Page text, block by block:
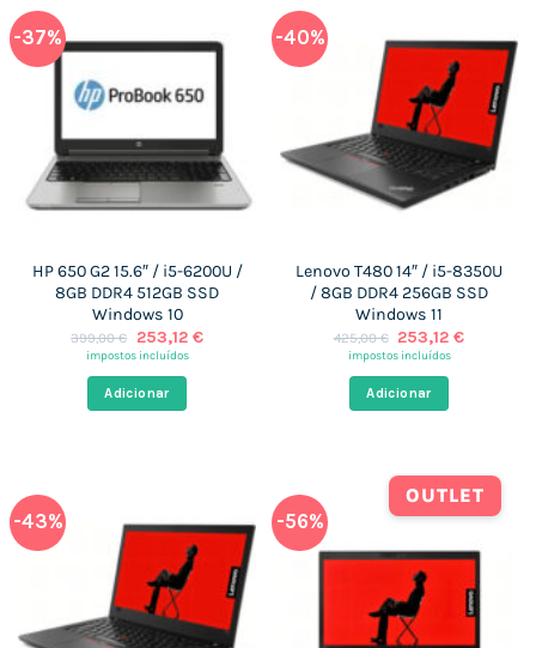
-37%
HP 650 G2 15.6″ / i5-6200U /
8GB DDR4 512GB SSD
Windows 10
399,00€
O
preço
era:
399,00 €.
253,12 €O
impostos incluídos
Adicionar
-40%
Lenovo T480 14″ / i5-8350U
/ 8GB DDR4 256GB SSD
Windows 11
425,00€ O
preço
era:
425,00 €.
253,12€O
impostos incluídos
Adicionar
-43% -56%
OUTLET